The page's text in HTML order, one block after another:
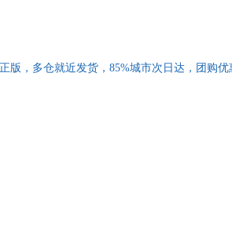
拾遗补缺，细致诠释，终成这部难得的五代
体感十足的五代十国时期的社会图景。从政
陶懋炳（1923-1992年），字
版，多仓就近发货，85%城市次日达，团购优